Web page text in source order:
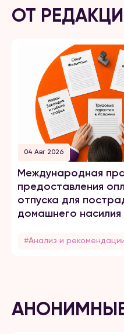
ОТ
04 Авг 2026
Международная
предоставления
отпуска для
домашнего насилия
#Анализ и